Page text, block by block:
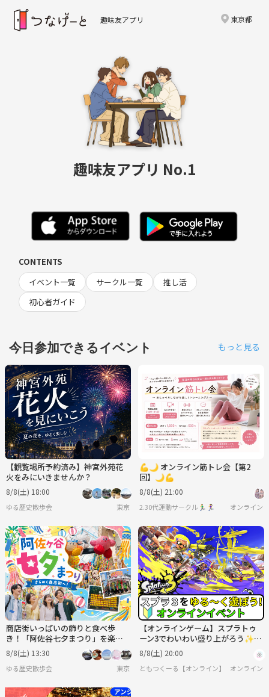
趣味友アプリ 東京都
趣味友アプリ No.1
CONTENTS
イベント一覧
サークル一覧
推し活
初心者ガイド
今日参加できるイベント もっと見る
【観覧場所予約済み】神宮外苑花
火をみにいきませんか？
8/8(土) 18:00
ゆる歴史散歩会 東京
💪🌙 オンライン筋トレ会【第2
回】🌙💪
8/8(土) 21:00
2.30代運動サークル🏃‍♂️🏃‍♀️ オンライン
商店街いっぱいの飾りと食べ歩
き！「阿佐谷七夕まつり」を楽し
もう♪
8/8(土) 13:30
ゆる歴史散歩会 東京
【オンラインゲーム】スプラトゥ
ーン3でわいわい盛り上がろう✨
【🔰ゲーム初心者歓迎】
8/8(土) 20:00
ともつくーる【オンライン】 オンライン